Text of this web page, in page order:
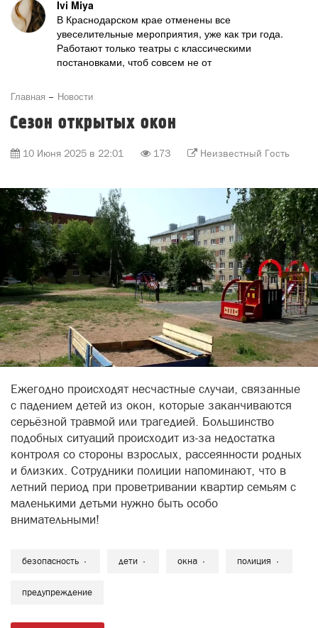
Ivi Miya
В Краснодарском крае отменены все
увеселительные мероприятия, уже как три года.
Работают только театры с классическими
постановками, чтоб совсем не от
Главная Новости
Сезон открытых окон
10 Июня 2025 в 22:01 173 Неизвестный Гость
Ежегодно происходят несчастные случаи, связанные
с падением детей из окон, которые заканчиваются
серьёзной травмой или трагедией. Большинство
подобных ситуаций происходит из-за недостатка
контроля со стороны взрослых, рассеянности родных
и близких. Сотрудники полиции напоминают, что в
летний период при проветривании квартир семьям с
маленькими детьми нужно быть особо
внимательными!
безопасность дети окна полиция
предупреждение